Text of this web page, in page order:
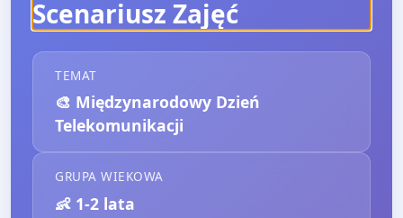
Scenariusz Zajęć
TEMAT
🎨 Międzynarodowy Dzień
Telekomunikacji
GRUPA WIEKOWA
👶 1-2 lata